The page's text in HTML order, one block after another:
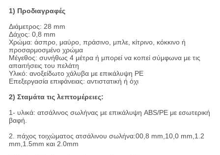
1) Προδιαγραφές
Διάμετρος: 28 mm
Δάχος: 0,8 mm
Χρώμα: άσπρο, μαύρο, πράσινο, μπλε, κίτρινο, κόκκινο ή
προσαρμοσμένο χρώμα
Μέγεθος: συνήθως 4 μέτρα ή μπορεί να κοπεί σύμφωνα με τις
απαιτήσεις του πελάτη
Υλικό: ανοξείδωτο χάλυβα με επικάλυψη PE
Επεξεργασία επιφάνειας: αντιστατική ή όχι
2) Σταμάτα τις λεπτομέρειες:
1- υλικά: ατσάλινος σωλήνας με επικάλυψη ABS/PE με εσωτερική
βαφή.
2. πάχος τοιχώματος ατσάλινου σωλήνα:00,8 mm,10,0 mm,1.2
mm,1.5mm και 2.0mm